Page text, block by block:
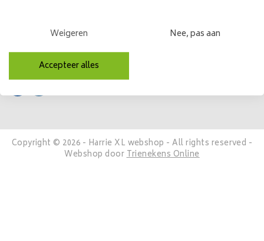
Contactgegevens
Volg ons
Copyright © 2026 - Harrie XL webshop - All rights reserved -
Webshop doorTrienekens Online
Weigeren Nee, pas aan
Accepteer alles